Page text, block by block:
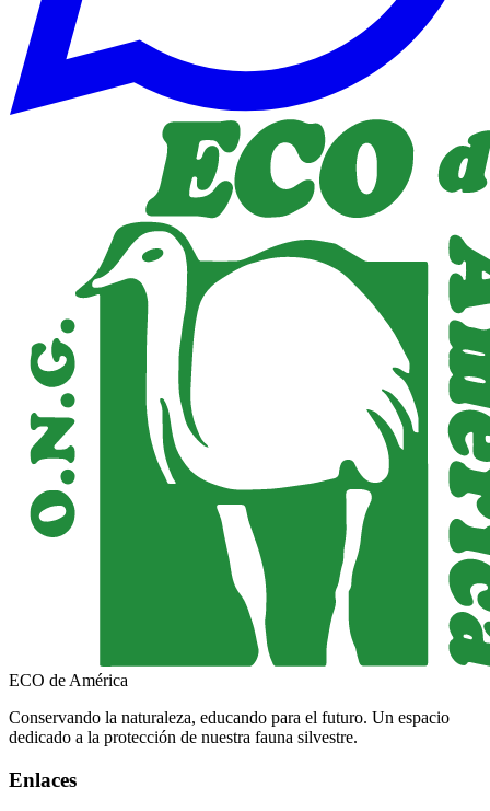
ECO de América
Conservando la naturaleza, educando para el futuro. Un espacio
dedicado a la protección de nuestra fauna silvestre.
Enlaces